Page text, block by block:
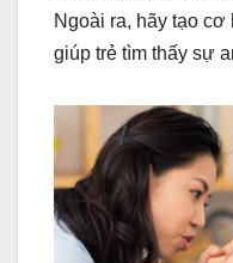
Ngoài ra, hãy tạo
giúp trẻ tìm thấy sự